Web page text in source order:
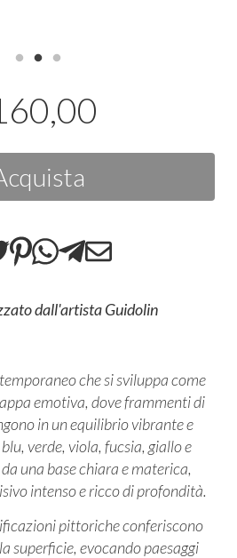
dall'artista Guidolin
che si sviluppa come
emotiva, dove frammenti di
in un equilibrio vibrante e
verde, viola, fucsia, giallo e
una base chiara e materica,
intenso e ricco di profondità.
pittoriche conferiscono
superficie, evocando paesaggi